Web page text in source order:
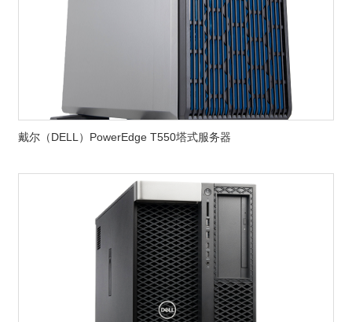
戴尔（DELL）PowerEdge T550塔式服务器